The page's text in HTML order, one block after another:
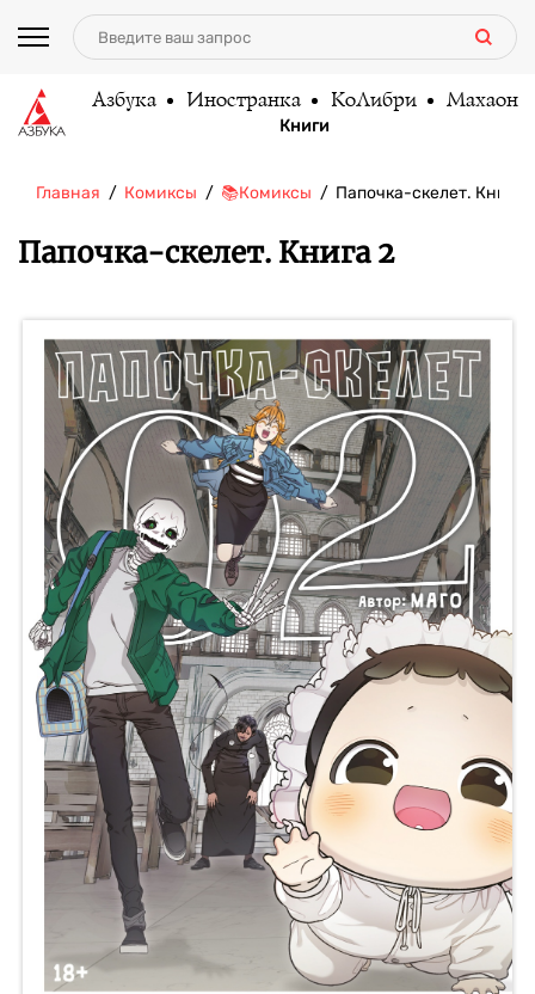
Азбука Иностранка КоЛибри Махаон
Книги
Главная Комиксы 📚Комиксы Папочка-скелет. Книга
Папочка-скелет. Книга 2